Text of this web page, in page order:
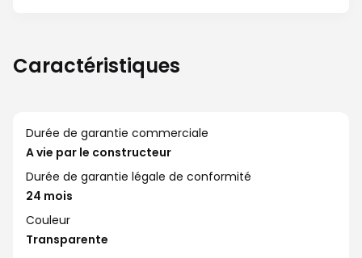
Caractéristiques
Durée de garantie commerciale
A vie par le constructeur
Durée de garantie légale de conformité
24 mois
Couleur
Transparente